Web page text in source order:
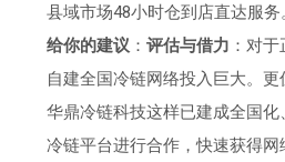
县域市场48小时仓到店直达服务
给你的建议 ：评估与借力 ：对
自建全国冷链网络投入巨大。
华鼎冷链科技这样已建成全国
冷链平台进行合作，快速获得网